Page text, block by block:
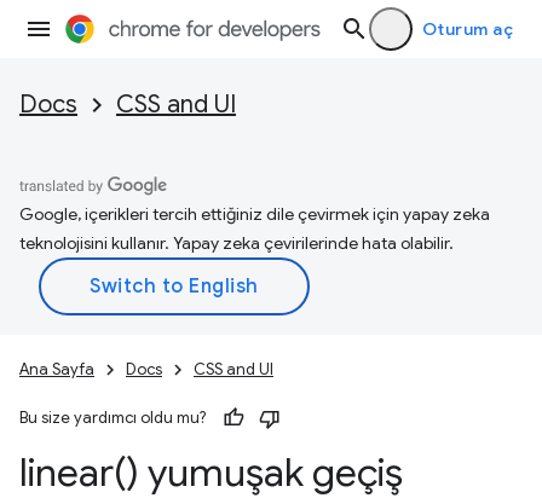
Oturum aç
Docs CSS and UI
Google, içerikleri tercih ettiğiniz dile çevirmek için yapay zeka
teknolojisini kullanır. Yapay zeka çevirilerinde hata olabilir.
Ana Sayfa Docs CSS and UI
Bu size yardımcı oldu mu?
linear() yumuşak geçiş